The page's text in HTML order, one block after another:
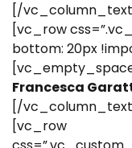
[/
[vc_row
bottom: 20px
Francesca
[/
[vc_row